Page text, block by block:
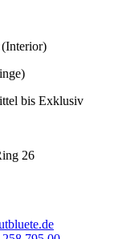
bis Exklusiv
26